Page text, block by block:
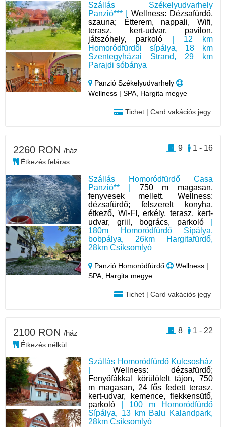
Szállás Székelyudvarhely
Panzió*** | Wellness: Dézsafürdő,
szauna; Étterem, nappali, Wifi,
terasz, kert-udvar, pavilon,
játszóhely, parkoló | 12 km
Homoródfürdői sípálya, 18 km
Szentegyházai Strand, 29 km
Parajdi sóbánya
Panzió Székelyudvarhely
Wellness | SPA, Hargita megye
Tichet | Card vakációs jegy
Szállás Homoródfürdő Casa
Panzió** | 750 m magasan,
fenyvesek mellett. Wellness:
dézsafürdő; felszerelt konyha,
étkező, WI-FI, erkély, terasz, kert-
udvar, griil, bogrács, parkoló
180m Homoródfürdő Sípálya,
bobpálya, 26km Hargitafürdő,
28km Csíksomlyó
Panzió Homoródfürdő
Wellness |
SPA, Hargita megye
Tichet | Card vakációs jegy
2260 RON /ház
Étkezés feláras
1 - 16
9
Szállás Homoródfürdő Kulcsosház
|Wellness: dézsafürdő;
Fenyőfákkal körülölelt tájon, 750
m magasan, 24 fős fedett terasz,
kert-udvar, kemence, flekkensütő,
parkoló | 100 m Homoródfürdő
Sípálya, 13 km Balu Kalandpark,
28km Csíksomlyó
2100 RON /ház
Étkezés nélkül
1 - 22
8